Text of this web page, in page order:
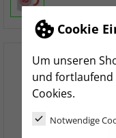
Cookie
Um unseren
und fortlaufend
Cookies.
Notwendige